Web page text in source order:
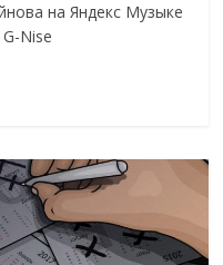
на Яндекс Музыке
Nise